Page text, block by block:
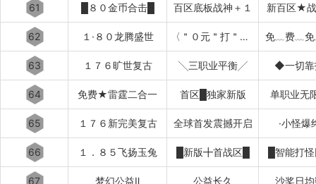
61 █８０金币合击█ 百区底板战神＋１ 新百区★
62 １·８０龙腾盛世 〈＂０元＂打＂顶赞＂＞ 免﹏费﹏
63 １７６旷世复古 ╲三职业平衡╱ ◆一切
64 免费★雷霆二合一 首区█独家新版 单职业无
65 １７６新完美复古 全球首发震撼开启 ·小怪爆
66 １．８５飞扬玉兔 █新版╋首战区█ █智能打
67 梦幻公益Ⅱ 公益长久 沙奖日